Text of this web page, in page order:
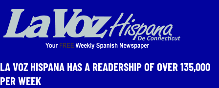
LA VOZ HISPANA HAS A READERSHIP OF OVER 135,000
PER WEEK​